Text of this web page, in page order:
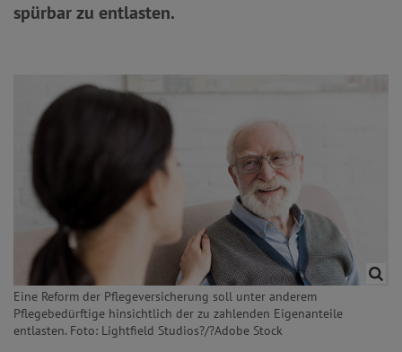
spürbar zu entlasten.
Eine Reform der Pflegeversicherung soll unter anderem
Pflegebedürftige hinsichtlich der zu zahlenden Eigenanteile
entlasten. Foto: Lightfield Studios?/?Adobe Stock